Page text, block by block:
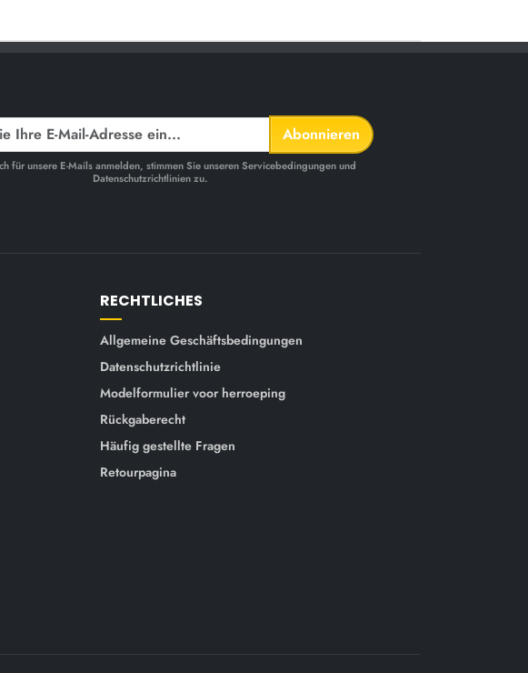
Abonnieren
für unsere E-Mails anmelden, stimmen Sie unseren Servicebedingungen und
Datenschutzrichtlinien zu.
RECHTLICHES
Allgemeine Geschäftsbedingungen
Datenschutzrichtlinie
Modelformulier voor herroeping
Rückgaberecht
Häufig gestellte Fragen
Retourpagina